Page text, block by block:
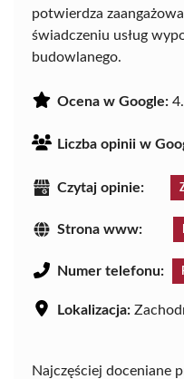
potwierdza
świadczeniu usług
budowlanego.
Ocena w Google:
Liczba opinii w
Czytaj opinie:
Strona www:
Numer telefonu:
Lokalizacja:
Najczęściej doceniane